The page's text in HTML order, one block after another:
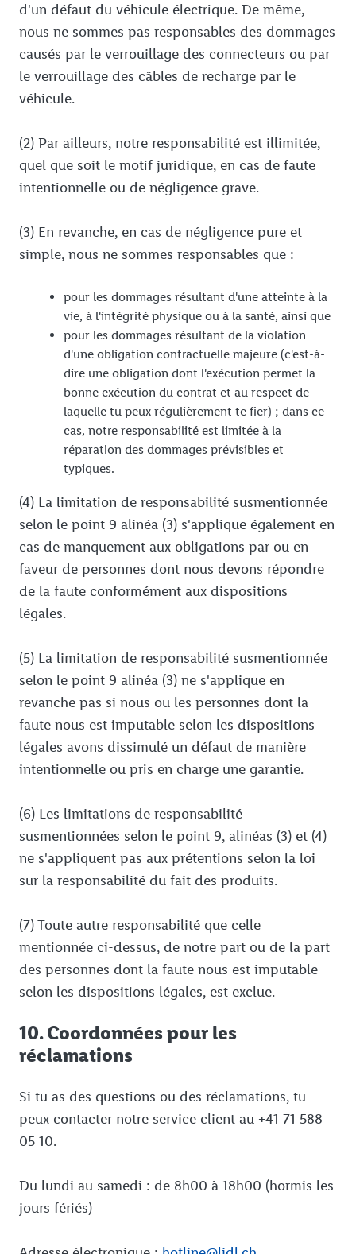
d'un défaut du véhicule électrique. De même,
nous ne sommes pas responsables des dommages
causés par le verrouillage des connecteurs ou par
le verrouillage des câbles de recharge par le
véhicule.
(2) Par ailleurs, notre responsabilité est illimitée,
quel que soit le motif juridique, en cas de faute
intentionnelle ou de négligence grave.
(3) En revanche, en cas de négligence pure et
simple, nous ne sommes responsables que :
pour les dommages résultant d'une atteinte à la
vie, à l'intégrité physique ou à la santé, ainsi que
pour les dommages résultant de la violation
d'une obligation contractuelle majeure (c'est-à-
dire une obligation dont l'exécution permet la
bonne exécution du contrat et au respect de
laquelle tu peux régulièrement te fier) ; dans ce
cas, notre responsabilité est limitée à la
réparation des dommages prévisibles et
typiques.
(4) La limitation de responsabilité susmentionnée
selon le point 9 alinéa (3) s'applique également en
cas de manquement aux obligations par ou en
faveur de personnes dont nous devons répondre
de la faute conformément aux dispositions
légales.
(5) La limitation de responsabilité susmentionnée
selon le point 9 alinéa (3) ne s'applique en
revanche pas si nous ou les personnes dont la
faute nous est imputable selon les dispositions
légales avons dissimulé un défaut de manière
intentionnelle ou pris en charge une garantie.
(6) Les limitations de responsabilité
susmentionnées selon le point 9, alinéas (3) et (4)
ne s'appliquent pas aux prétentions selon la loi
sur la responsabilité du fait des produits.
(7) Toute autre responsabilité que celle
mentionnée ci-dessus, de notre part ou de la part
des personnes dont la faute nous est imputable
selon les dispositions légales, est exclue.
10. Coordonnées pour les
réclamations
Si tu as des questions ou des réclamations, tu
peux contacter notre service client au +41 71 588
05 10.
Du lundi au samedi : de 8h00 à 18h00 (hormis les
jours fériés)